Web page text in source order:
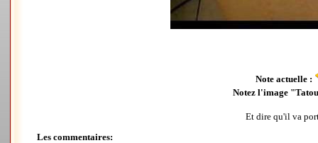
Note actuelle :
Notez l'image
Et dire qu'il va
Les commentaires: